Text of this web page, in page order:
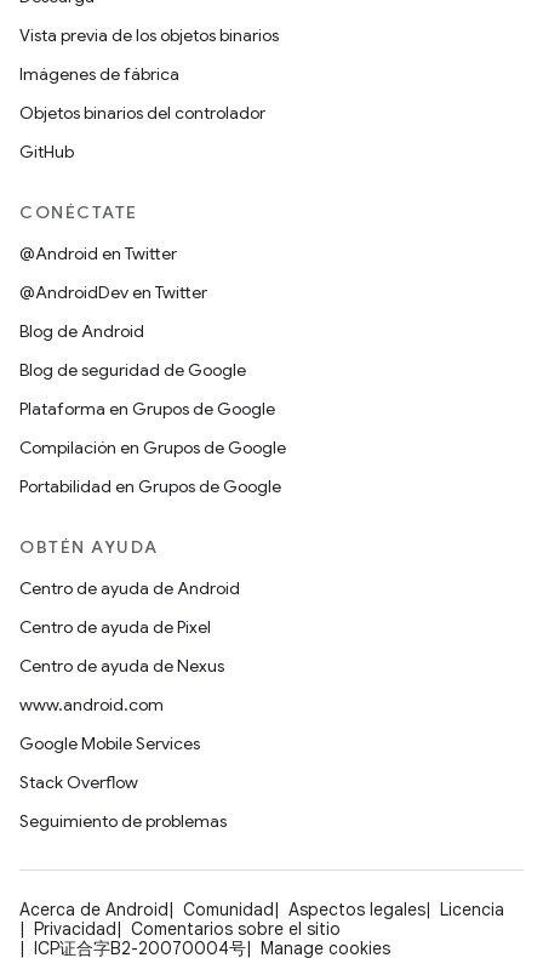
Vista previa de los objetos binarios
Imágenes de fábrica
Objetos binarios del controlador
GitHub
CONÉCTATE
@Android en Twitter
@AndroidDev en Twitter
Blog de Android
Blog de seguridad de Google
Plataforma en Grupos de Google
Compilación en Grupos de Google
Portabilidad en Grupos de Google
OBTÉN AYUDA
Centro de ayuda de Android
Centro de ayuda de Pixel
Centro de ayuda de Nexus
www.android.com
Google Mobile Services
Stack Overflow
Seguimiento de problemas
Acerca de Android Comunidad Aspectos legales
Licencia
Privacidad
Comentarios sobre el sitio
ICP证合字B2-20070004号
Manage cookies